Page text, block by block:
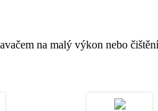
na malý výkon nebo